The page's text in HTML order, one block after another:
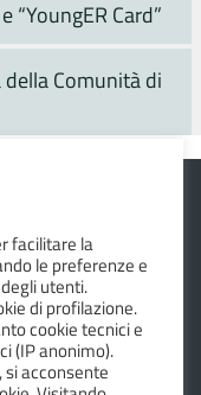
“YoungER Card”
della Comunità di
SUL
sul Crostolo
facilitare la
le preferenze e
utenti.
di profilazione.
cookie tecnici e
(IP anonimo).
si acconsente